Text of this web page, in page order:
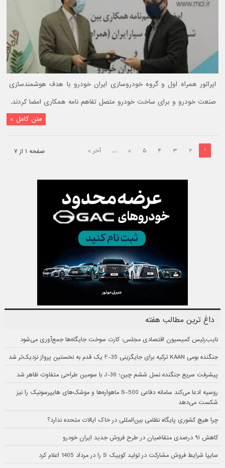
اپراتور همراه اول و گروه خودروسازی ایران خودرو با هدف هوشمندسازی
صنعت خودرو و برای ساخت خودرو متصل تفاهم نامه همکاری امضا کردند.
متن کامل »
صفحه ۱ از ۷ ۱ ۲ ۳ ۴ ۵ »
... آخر »
داغ ترین مطالب هفته
نایب‌رئیس کمیسیون اقتصادی مجلس: کارت سوخت جایگاه‌ها جمع‌آوری می‌شود
جنگنده بومی KAAN ترکیه برای جایگزینی F-35 یک قدم به نخستین پرواز نزدیک‌تر شد
پیشرفت سریع جنگنده نسل ششم چین؛ J-36 با سومین طراحی متفاوت ظاهر شد
روسیه ادعا می‌کند سامانه دفاعی S-500 ماهواره‌ها و موشک‌های هایپرسونیک را نیز
شکست می‌دهد
چرا هیچ کشوری پایگاه نظامی بین‌المللی در خاک ایالات متحده ندارد؟
کاهش ۹۱ درصدی متقاضیان در طرح فروش جدید ایران خودرو
سایپا شرایط فروش مشارکت در تولید کوییک S را در مرداد 1405 اعلام کرد